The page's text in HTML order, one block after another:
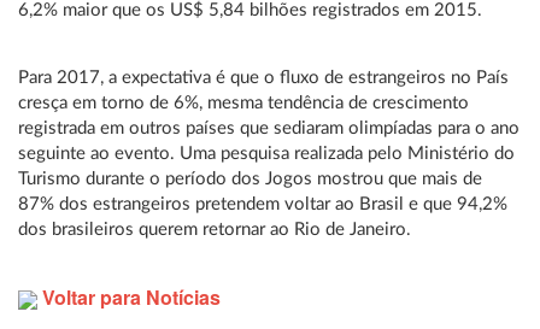
6,2% maior que os US$ 5,84 bilhões registrados em 2015.
Para 2017, a expectativa é que o fluxo de estrangeiros no País
cresça em torno de 6%, mesma tendência de crescimento
registrada em outros países que sediaram olimpíadas para o ano
seguinte ao evento. Uma pesquisa realizada pelo Ministério do
Turismo durante o período dos Jogos mostrou que mais de
87% dos estrangeiros pretendem voltar ao Brasil e que 94,2%
dos brasileiros querem retornar ao Rio de Janeiro.
Voltar para Notícias